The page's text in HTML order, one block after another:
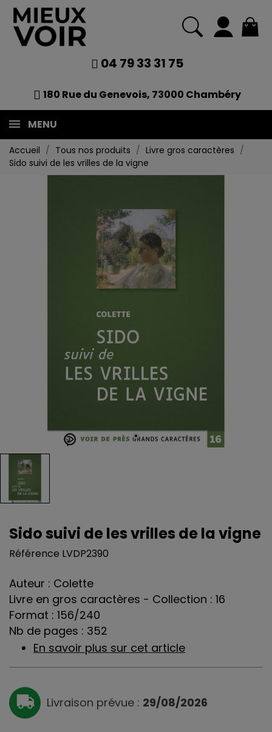
04 79 33 31 75
180 Rue du Genevois, 73000 Chambéry
MENU
Accueil Tous nos produits
Livre gros caractères
Sido suivi de les vrilles de la vigne
Sido suivi de les vrilles de la vigne
Référence LVDP2390
Auteur : Colette
Livre en gros caractères - Collection : 16
Format : 156/240
Nb de pages : 352
En savoir plus sur cet article
Livraison prévue : 29/08/2026